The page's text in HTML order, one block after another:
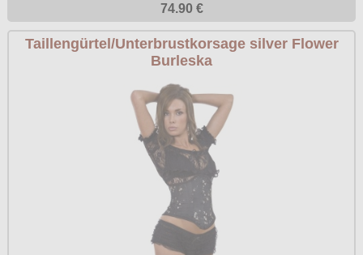
74.90 €
Taillengürtel/Unterbrustkorsage silver Flower
Burleska